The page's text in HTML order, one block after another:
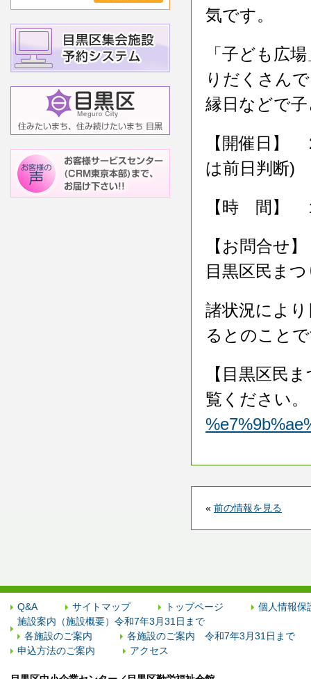
気です。
「子ども広
りだくさん
縁日などで
【開催日】
は前日判断)
【時 間】
【お問合せ
目黒区民ま
諸状況によ
るとのこと
【目黒区民
覧ください。
« 前の情報を見る
Q&A サイトマップ トップページ
個人情報保
施設案内（施設概要）令和7年3月31日まで
各施設のご案内
各施設のご案内 令和7年3月31日まで
申込方法のご案内
アクセス